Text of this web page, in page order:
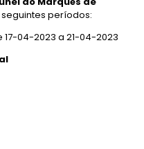
períodos:
17-04-2023 a 21-04-2023